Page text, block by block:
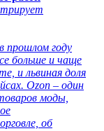
прошлом году
больше и чаще
и львиная доля
Ozon – один
моды,
об